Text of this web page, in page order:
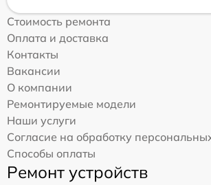
Стоимость ремонта
Оплата и доставка
Контакты
Вакансии
О компании
Ремонтируемые модели
Наши услуги
Согласие на обработку
Способы оплаты
Ремонт устройств